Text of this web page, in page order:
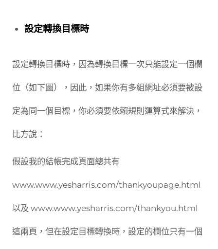
設定轉換目標時
設定轉換目標時，因為轉換目標一次只能設定一個欄
位（如下圖），因此，如果你有多組網址必須要被設
定為同一個目標，你必須要依賴規則運算式來解決，
比方說：
假設我的結帳完成頁面總共有
www.www.yesharris.com/thankyoupage.html
以及 www.www.yesharris.com/thankyou.html
這兩頁，但在設定目標轉換時，設定的欄位只有一個